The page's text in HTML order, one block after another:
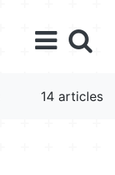
14 articles